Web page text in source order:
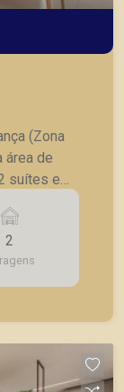
(Zona
área de
-
-2
2